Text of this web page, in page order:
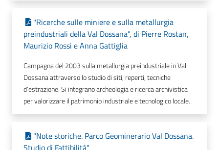
"Ricerche sulle miniere e sulla metallurgia
preindustriali della Val Dossana", di Pierre Rostan,
Maurizio Rossi e Anna Gattiglia
Campagna del 2003 sulla metallurgia preindustriale in Val
Dossana attraverso lo studio di siti, reperti, tecniche
d’estrazione. Si integrano archeologia e ricerca archivistica
per valorizzare il patrimonio industriale e tecnologico locale.
"Note storiche. Parco Geominerario Val Dossana.
Studio di Fattibilità"